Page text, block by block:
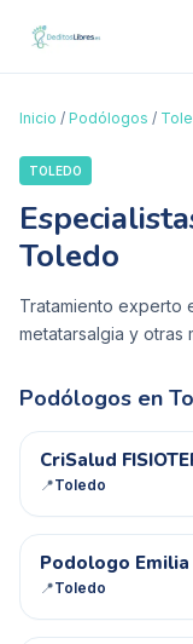
Inicio / Podólogos /
TOLEDO
Toledo
Tratamiento experto
metatarsalgia y otras
Podólogos en
CF
CriSalud
📍Toledo
PE
Podologo
📍Toledo